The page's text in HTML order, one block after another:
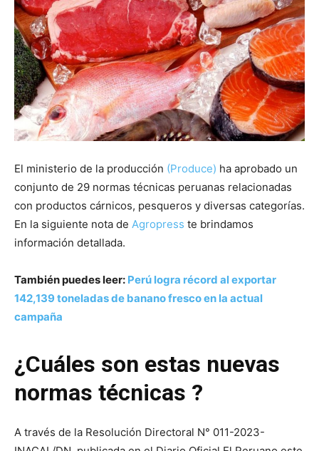
El ministerio de la producción (Produce) ha aprobado un
conjunto de 29 normas técnicas peruanas relacionadas
con productos cárnicos, pesqueros y diversas categorías.
En la siguiente nota de Agropress te brindamos
información detallada.
También puedes leer: Perú logra récord al exportar
142,139 toneladas de banano fresco en la actual
campaña
¿Cuáles son estas nuevas
normas técnicas ?
A través de la Resolución Directoral N° 011-2023-